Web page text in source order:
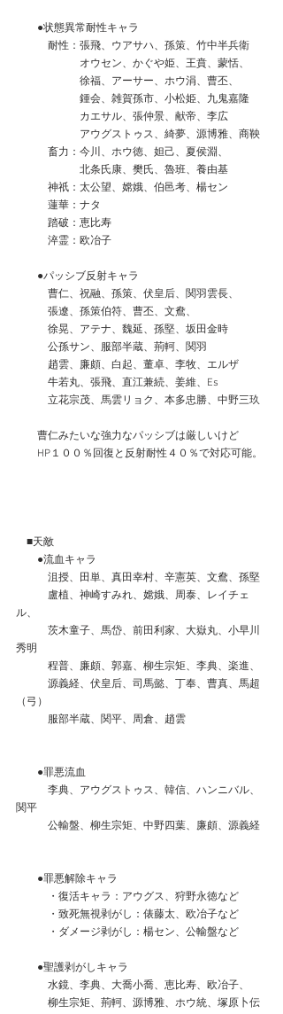
●状態異常耐性キャラ
耐性：張飛、ウアサハ、孫策、竹中半兵衛
オウセン、かぐや姫、王賁、蒙恬、
徐福、アーサー、ホウ涓、曹丕、
鍾会、雑賀孫市、小松姫、九鬼嘉隆
カエサル、張仲景、献帝、李広
アウグストゥス、綺夢、源博雅、商鞅
畜力：今川、ホウ徳、妲己、夏侯淵、
北条氏康、樊氏、魯班、養由基
神祇：太公望、嫦娥、伯邑考、楊セン
蓮華：ナタ
踏破：恵比寿
淬霊：欧冶子
●パッシブ反射キャラ
曹仁、祝融、孫策、伏皇后、関羽雲長、
張遼、孫策伯符、曹丕、文鴦、
徐晃、アテナ、魏延、孫堅、坂田金時
公孫サン、服部半蔵、荊軻、関羽
趙雲、廉頗、白起、董卓、李牧、エルザ
牛若丸、張飛、直江兼続、姜維、Es
立花宗茂、馬雲リョク、本多忠勝、中野三玖
曹仁みたいな強力なパッシブは厳しいけど
HP１００％回復と反射耐性４０％で対応可能。
■天敵
●流血キャラ
沮授、田単、真田幸村、辛憲英、文鴦、孫堅
盧植、神崎すみれ、嫦娥、周泰、レイチェ
ル、
茨木童子、馬岱、前田利家、大嶽丸、小早川
秀明
程普、廉頗、郭嘉、柳生宗矩、李典、楽進、
源義経、伏皇后、司馬懿、丁奉、曹真、馬超
（弓）
服部半蔵、関平、周倉、趙雲
●罪悪流血
李典、アウグストゥス、韓信、ハンニバル、
関平
公輸盤、柳生宗矩、中野四葉、廉頗、源義経
●罪悪解除キャラ
・復活キャラ：アウグス、狩野永徳など
・致死無視剥がし：俵藤太、欧冶子など
・ダメージ剥がし：楊セン、公輸盤など
●聖護剥がしキャラ
水鏡、李典、大喬小喬、恵比寿、欧冶子、
柳生宗矩、荊軻、源博雅、ホウ統、塚原卜伝